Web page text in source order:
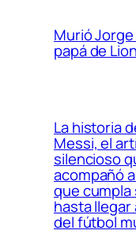
Murió
papá de
La historia
Messi, el
silencioso
acompañó
que
hasta llegar
del fútbol